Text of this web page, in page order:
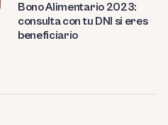
Bono Alimentario 2023:
consulta con tu DNI si eres
beneficiario